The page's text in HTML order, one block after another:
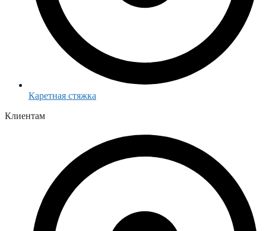
Каретная стяжка
Клиентам